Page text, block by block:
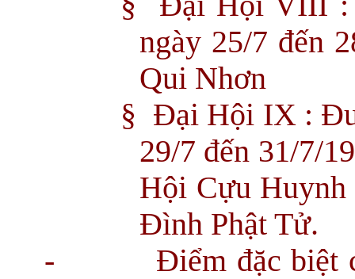
ngày 25/7 đến
Qui Nhơn
§ Đại Hội IX :
29/7 đến 31/7/
Hội Cựu
Đình Phật Tử.
-
Điểm đặc biệt